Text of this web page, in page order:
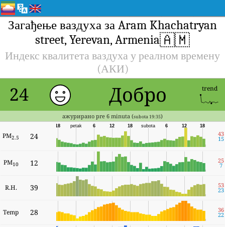
Загађење ваздуха за Aram Khachatryan
street, Yerevan, Armenia🇦🇲
Индекс квалитета ваздуха у реалном времену
(АКИ)
24 Добро trend
ажурирано pre 6 minuta (subota 19:35)
PM2.5 24
18
12
6
subota
18
12
6
petak
18
43
15
PM10 12 25
7
R.H. 39 53
23
Temp 28 36
22